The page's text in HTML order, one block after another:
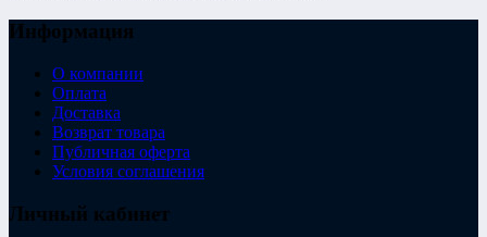
Информация
О компании
Оплата
Доставка
Возврат товара
Публичная оферта
Условия соглашения
Личный кабинет